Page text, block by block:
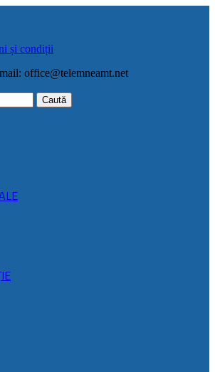
și condiții
office@telemneamt.net